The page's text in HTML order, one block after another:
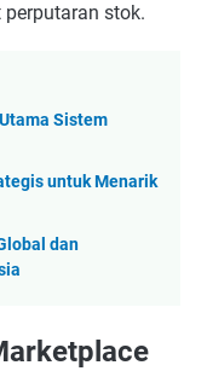
stok.
Sistem
untuk Menarik
dan